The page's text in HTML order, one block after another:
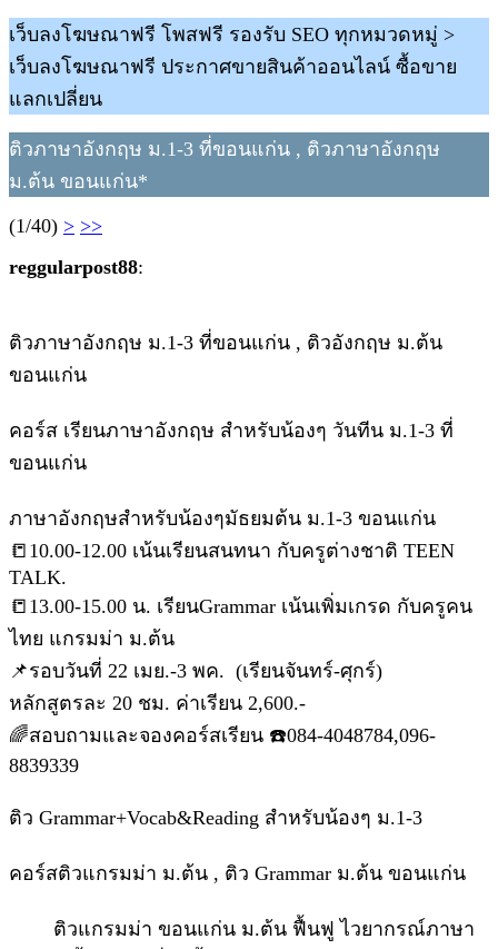
เว็บลงโฆษณาฟรี โพสฟรี รองรับ SEO ทุกหมวดหมู่ >
เว็บลงโฆษณาฟรี ประกาศขายสินค้าออนไลน์ ซื้อขาย
แลกเปลี่ยน
ติวภาษาอังกฤษ ม.1-3 ที่ขอนแก่น , ติวภาษาอังกฤษ
ม.ต้น ขอนแก่น*
(1/40) > >>
reggularpost88:
ติวภาษาอังกฤษ ม.1-3 ที่ขอนแก่น , ติวอังกฤษ ม.ต้น
ขอนแก่น
คอร์ส เรียนภาษาอังกฤษ สำหรับน้องๆ วันทีน ม.1-3 ที่
ขอนแก่น
ภาษาอังกฤษสำหรับน้องๆมัธยมต้น ม.1-3 ขอนแก่น
📒10.00-12.00 เน้นเรียนสนทนา กับครูต่างชาติ TEEN
TALK.
📒13.00-15.00 น. เรียนGrammar เน้นเพิ่มเกรด กับครูคน
ไทย แกรมม่า ม.ต้น
📌รอบวันที่ 22 เมย.-3 พค. (เรียนจันทร์-ศุกร์)
หลักสูตรละ 20 ชม. ค่าเรียน 2,600.-
🌈สอบถามและจองคอร์สเรียน ☎️084-4048784,096-
8839339
ติว Grammar+Vocab&Reading สำหรับน้องๆ ม.1-3
คอร์สติวแกรมม่า ม.ต้น , ติว Grammar ม.ต้น ขอนแก่น
ติวแกรมม่า ขอนแก่น ม.ต้น ฟื้นฟู ไวยากรณ์ภาษา